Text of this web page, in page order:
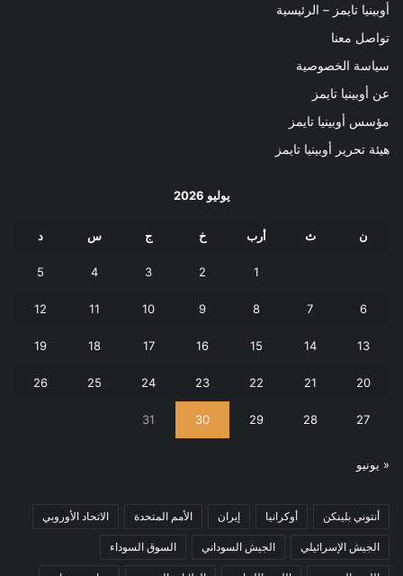
أوبينيا تايمز – الرئيسية
تواصل معنا
سياسة الخصوصية
عن أوبينيا تايمز
مؤسس أوبينيا تايمز
هيئة تحرير أوبينيا تايمز
يوليو 2026
ن ث أرب خ ج س د
1
2
3
4
5
6
7
8
9
10
11
12
13
14
15
16
17
18
19
20
21
22
23
24
25
26
27
28
29
30
31
« يونيو
أنتوني بلينكن أوكرانيا إيران الأمم المتحدة الاتحاد الأوروبي
الجيش الإسرائيلي الجيش السوداني السوق السوداء